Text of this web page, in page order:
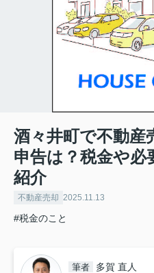
酒々井町で不動産
申告は？税金や必
紹介
不動産売却 2025.11.13
#税金のこと
筆者 多賀 直人